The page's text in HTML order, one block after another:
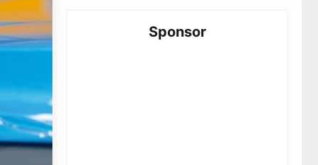
Sponsor